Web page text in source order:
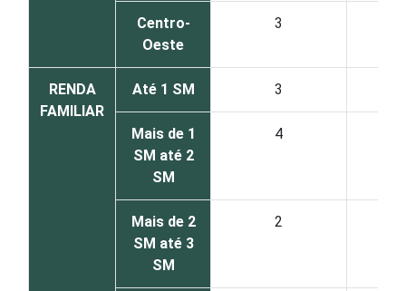
Centro-
Oeste
3
RENDA
FAMILIAR
Até 1 SM 3
Mais de 1
SM até 2
SM
4
Mais de 2
SM até 3
SM
2